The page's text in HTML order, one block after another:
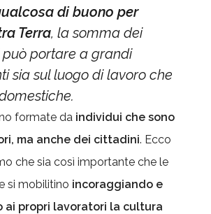
di buono per
Terra, la somma dei
portare a grandi
sia sul luogo di lavoro che
formate da individui che sono
ma anche dei cittadini. Ecco
che sia così importante che le
si mobilitino incoraggiando e
ai propri lavoratori la cultura